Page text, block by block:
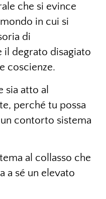
che si evince
in cui si
di
il degrato disagiato
coscienze.
atto al
perché tu possa
contorto sistema
al collasso che
a sé un elevato